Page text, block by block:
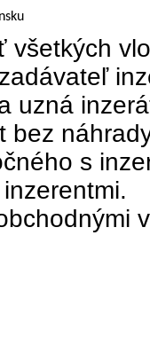
všetkých
uzná
bez
s